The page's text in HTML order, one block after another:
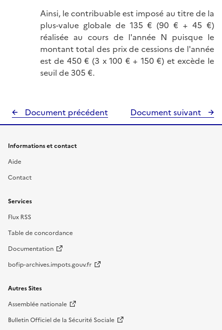
Ainsi, le contribuable est imposé au titre de la
plus-value globale de 135 € (90 € + 45 €)
réalisée au cours de l'année N puisque le
montant total des prix de cessions de l'année
est de 450 € (3 x 100 € + 150 €) et excède le
seuil de 305 €.
Document précédent Document suivant
Informations et contact
Aide
Contact
Services
Flux RSS
Table de concordance
Documentation
bofip-archives.impots.gouv.fr
Autres Sites
Assemblée nationale
Bulletin Officiel de la Sécurité Sociale